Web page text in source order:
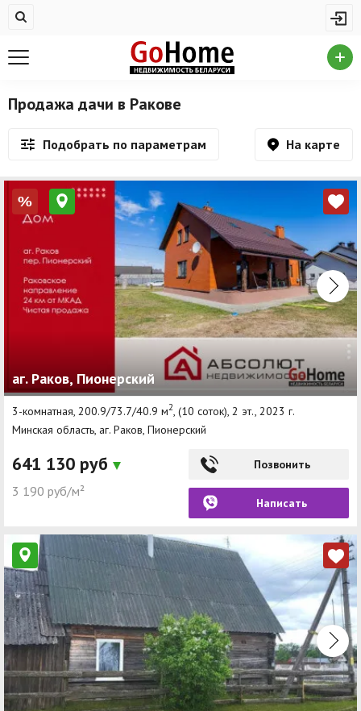
Недвижимость в Ракове
На сутки
Новостройки
Дома/коттеджи/участки
Комерческая недвижимость
Недвижимость в Ракове
Продажа коммерческой недвижимости
Аренда коммерческой недвижимости
Другие разделы
Новости
Ремонт квартир
Способы оплаты
Реклама на сайте
Продажа дачи в Ракове
Подобрать по параметрам На карте
%
аг. Раков, Пионерский
3-комнатная, 200.9/73.7/40.9 м2 , (10 соток), 2 эт., 2023 г.
Минская область, аг. Раков, Пионерский
641 130 руб
3 190 руб/м²
Позвонить
Написать